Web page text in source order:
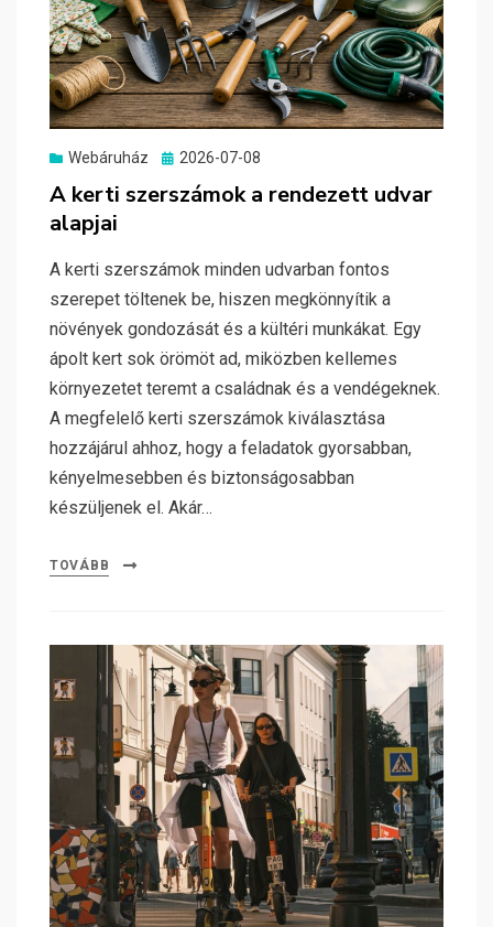
Webáruház
Posted
2026-07-08
A kerti szerszámok a rendezett udvar
alapjai
A kerti szerszámok minden udvarban fontos
szerepet töltenek be, hiszen megkönnyítik a
növények gondozását és a kültéri munkákat. Egy
ápolt kert sok örömöt ad, miközben kellemes
környezetet teremt a családnak és a vendégeknek.
A megfelelő kerti szerszámok kiválasztása
hozzájárul ahhoz, hogy a feladatok gyorsabban,
kényelmesebben és biztonságosabban
készüljenek el. Akár…
TOVÁBB